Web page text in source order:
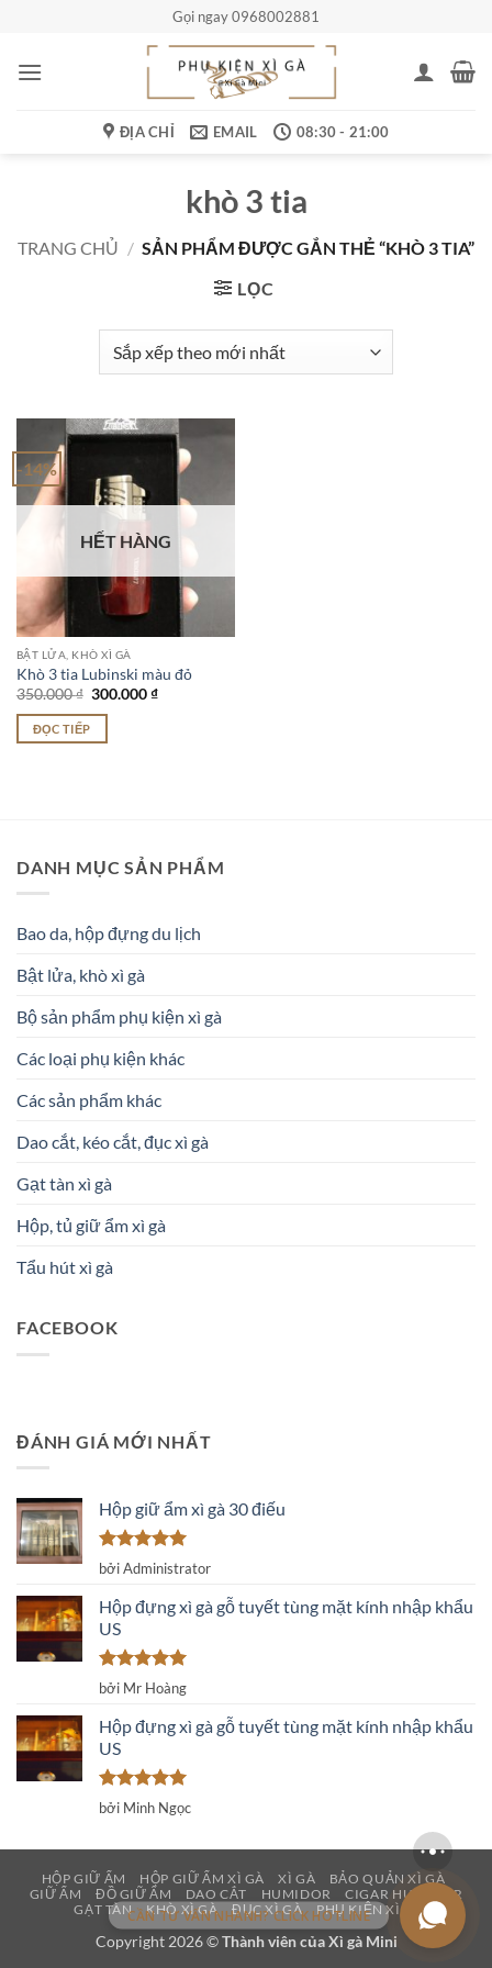
nội
Gọi ngay 0968002881
ĐỊA CHỈ EMAIL 08:30 - 21:00
khò 3 tia
TRANG CHỦ / SẢN PHẨM ĐƯỢC GẮN THẺ “KHÒ 3 TIA”
LỌC
-14%
HẾT HÀNG
BẬT LỬA, KHÒ XÌ GÀ
Khò 3 tia Lubinski màu đỏ
350.000₫ Giá
là:
300.000₫Giá
ĐỌC TIẾP
DANH MỤC SẢN PHẨM
Bao da, hộp đựng du lịch
Bật lửa, khò xì gà
Bộ sản phẩm phụ kiện xì gà
Các loại phụ kiện khác
Các sản phẩm khác
Dao cắt, kéo cắt, đục xì gà
Gạt tàn xì gà
Hộp, tủ giữ ẩm xì gà
Tẩu hút xì gà
FACEBOOK
ĐÁNH GIÁ MỚI NHẤT
Hộp giữ ẩm xì gà 30 điếu
Được xếp
sao
bởi Administrator
Hộp đựng xì gà gỗ tuyết tùng mặt kính nhập khẩu
US
Được xếp
sao
bởi Mr Hoàng
Hộp đựng xì gà gỗ tuyết tùng mặt kính nhập khẩu
US
Được xếp
bởi Minh Ngọc
HỘP GIỮ ẨM HỘP GIỮ ẨM XÌ GÀ XÌ GÀ
BẢO QUẢN XÌ GÀ
GIỮ ẨM
ĐỒ GIỮ ẨM DAO CẮT HUMIDOR
CIGAR HUMIDOR
GẠT TÀN
KHÒ XÌ GÀ ĐỤC XÌ GÀ PHỤ KIỆN XÌ GÀ
Copyright 2026 ©Thành viên củaXì gà Mini
CẦN TƯ VẤN NHANH? CLICK HOTLINE